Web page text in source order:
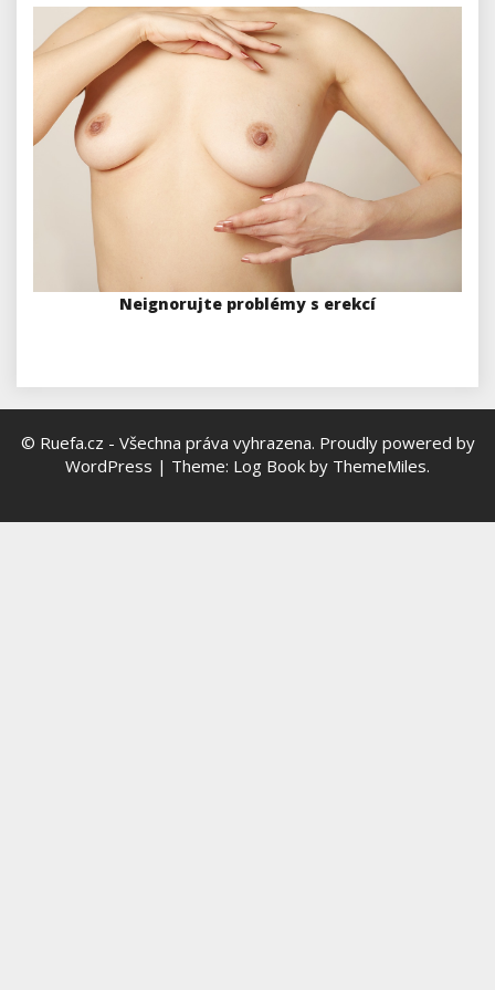
Neignorujte problémy s erekcí
© Ruefa.cz - Všechna práva vyhrazena. Proudly powered by
WordPress | Theme: Log Book by ThemeMiles.